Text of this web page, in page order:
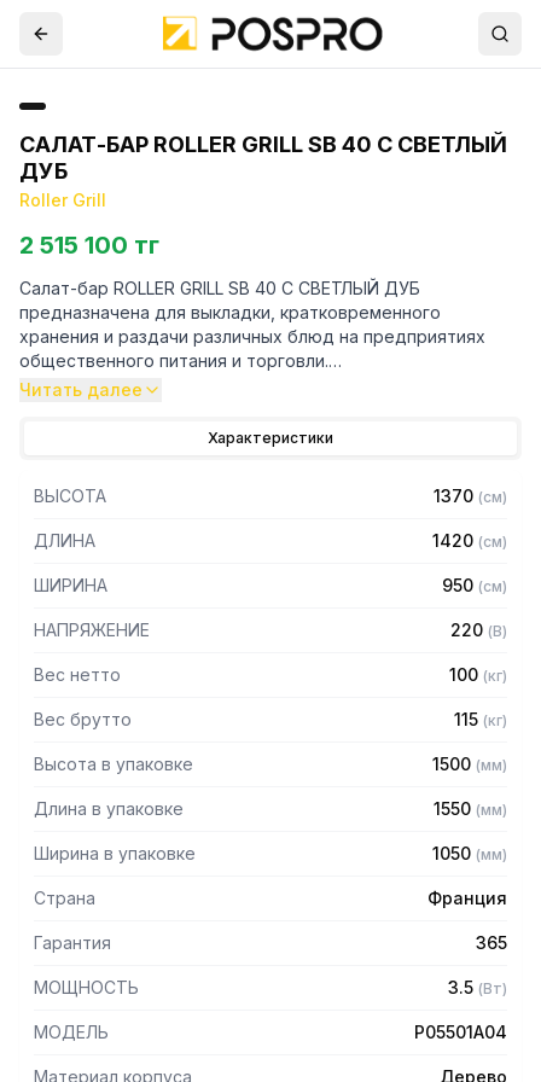
САЛАТ-БАР ROLLER GRILL SB 40 С СВЕТЛЫЙ
ДУБ
Roller Grill
2 515 100 тг
Салат-бар ROLLER GRILL SB 40 С СВЕТЛЫЙ ДУБ
предназначена для выкладки, кратковременного
хранения и раздачи различных блюд на предприятиях
общественного питания и торговли.
— Температурный режим: +20...+90C
— 2 нагревательных элемента для равномерного
температурного распределения
— Нержавеющая стальная емкость со сливным
— Двусторонний доступ для удобного обслуживания
— Нижний отсек для хранения посуды
— Стеклянная столешница и центральная полка
— 4 двойных колеса (2 с тормозной системой)
— Упрощенный доступ для технического обслуживания
— Цвет: светлый дуб
— Поставляется без гастроемкостей
Читать далее
Характеристики
ВЫСОТА 1370 (см)
ДЛИНА 1420 (см)
ШИРИНА 950 (см)
НАПРЯЖЕНИЕ 220 (В)
Вес нетто 100 (кг)
Вес брутто 115 (кг)
Высота в упаковке 1500 (мм)
Длина в упаковке 1550 (мм)
Ширина в упаковке 1050 (мм)
Страна Франция
Гарантия 365
МОЩНОСТЬ 3.5 (Вт)
МОДЕЛЬ P05501A04
Материал корпуса Дерево